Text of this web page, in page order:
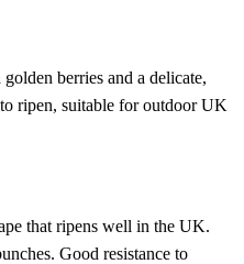
berries and a delicate,
ripen, suitable for outdoor UK
that ripens well in the UK.
Good resistance to